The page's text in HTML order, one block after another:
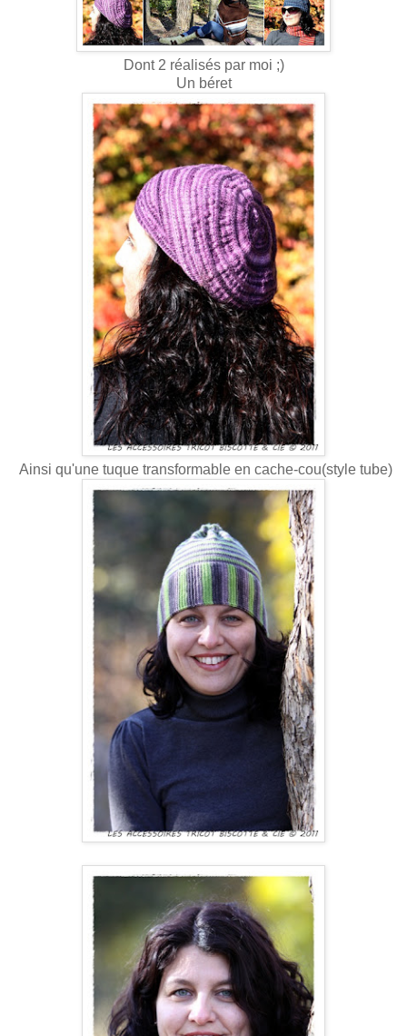
Dont 2 réalisés par moi ;)
Un béret
Ainsi qu'une tuque transformable en cache-cou(style tube)